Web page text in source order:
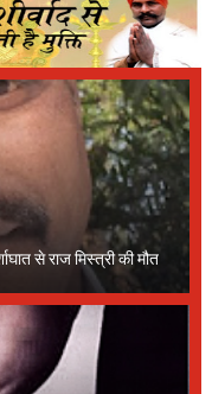
से राज मिस्त्री की मौत